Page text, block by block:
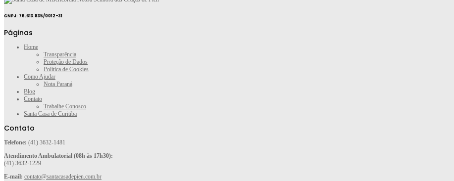
CNPJ: 76.613.835/0012-31
Páginas
Home
Transparência
Proteção de Dados
Política de Cookies
Como Ajudar
Nota Paraná
Blog
Contato
Trabalhe Conosco
Santa Casa de Curitiba
Contato
Telefone: (41) 3632-1481
Atendimento Ambulatorial (08h às 17h30):
(41) 3632-1229
E-mail: contato@santacasadepien.com.br